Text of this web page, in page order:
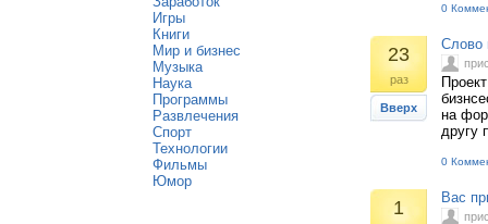
Игры
Книги
Мир и бизнес
Музыка
Наука
Программы
Развлечения
Спорт
Технологии
Фильмы
Юмор
0
23
раз
Вверх
Слово
на
другу
0
1 Вас